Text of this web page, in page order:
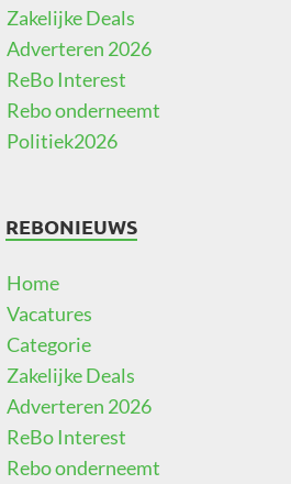
Zakelijke Deals
Adverteren 2026
ReBo Interest
Rebo onderneemt
Politiek2026
REBONIEUWS
Home
Vacatures
Categorie
Zakelijke Deals
Adverteren 2026
ReBo Interest
Rebo onderneemt